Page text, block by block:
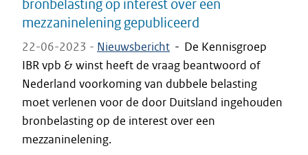
bronbelasting op interest over een
mezzaninelening gepubliceerd
22-06-2023 - Nieuwsbericht - De Kennisgroep
IBR vpb & winst heeft de vraag beantwoord of
Nederland voorkoming van dubbele belasting
moet verlenen voor de door Duitsland ingehouden
bronbelasting op de interest over een
mezzaninelening.